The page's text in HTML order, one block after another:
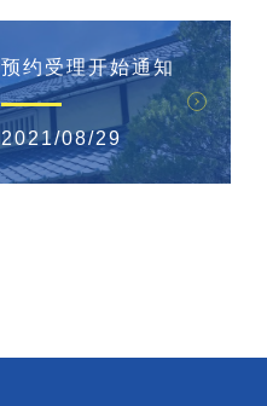
预约受理开始通知
2021/08/29